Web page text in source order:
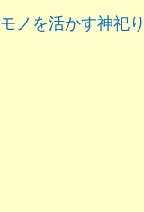
モノを活かす神祀り